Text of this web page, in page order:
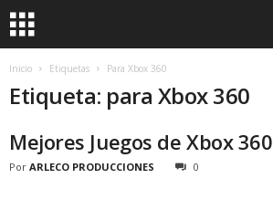
Inicio Etiquetas Para Xbox 360
Etiqueta: para Xbox 360
Mejores Juegos de Xbox 360
Por ARLECO PRODUCCIONES 0